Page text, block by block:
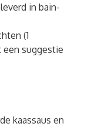
in bain-
(1
suggestie
kaassaus en